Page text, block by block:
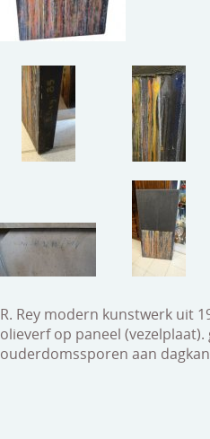
R. Rey modern kunstwerk uit
olieverf op paneel
ouderdomssporen aan